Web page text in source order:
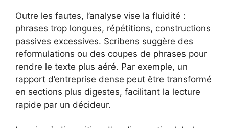
Outre les fautes, l’analyse vise la fluidité :
phrases trop longues, répétitions, constructions
passives excessives. Scribens suggère des
reformulations ou des coupes de phrases pour
rendre le texte plus aéré. Par exemple, un
rapport d’entreprise dense peut être transformé
en sections plus digestes, facilitant la lecture
rapide par un décideur.